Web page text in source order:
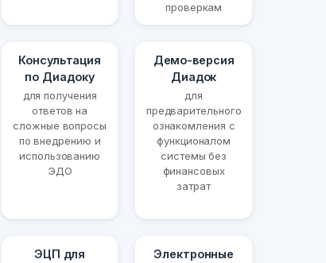
проверкам
Консультация
по Диадоку
для получения
ответов на
сложные вопросы
по внедрению и
использованию
ЭДО
Демо-версия
Диадок
для
предварительного
ознакомления с
функционалом
системы без
финансовых
затрат
ЭЦП для
Электронные